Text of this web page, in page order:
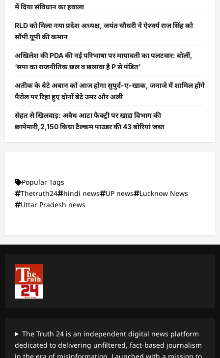
में दिया संविधान का हवाला
RLD को मिला नया प्रदेश अध्यक्ष, जयंत चौधरी ने ऐश्वर्य राज सिंह को
सौंपी यूपी की कमान
अखिलेश की PDA की नई परिभाषा पर मायावती का पलटवार: बोलीं,
‘सपा का राजनीतिक छल व छलावा है P से पंडित’
अतीक के बेटे अबान को आज होगा सुपुर्द-ए-खाक, जनाजे में शामिल होंगे
पैरोल पर रिहा हुए दोनों बेटे उमर और अली
सेहत से खिलवाड़: अवैध आटा फैक्ट्री पर खाद्य विभाग की
छापेमारी,2,150 किग्रा टैल्कम पाउडर की 43 बोरियां जब्त
Popular Tags
Thetruth24
hindi news UP news
Lucknow News
Uttar Pradesh news
The Truth 24 is an independent digital news platform
dedicated to delivering unfiltered, fact-based journalism